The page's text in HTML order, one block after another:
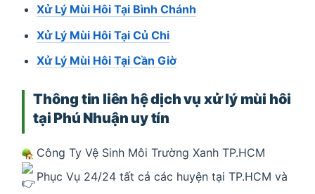
Xử Lý Mùi Hôi Tại Bình Chánh
Xử Lý Mùi Hôi Tại Củ Chi
Xử Lý Mùi Hôi Tại Cần Giờ
Thông tin liên hệ dịch vụ xử lý mùi hôi
tại Phú Nhuận uy tín
Công Ty Vệ Sinh Môi Trường Xanh TP.HCM
Phục Vụ 24/24 tất cả các huyện tại TP.HCM và